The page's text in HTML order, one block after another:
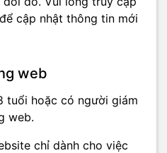
cập nhật thông tin mới
web
tuổi hoặc có người giám
web.
chỉ dành cho việc